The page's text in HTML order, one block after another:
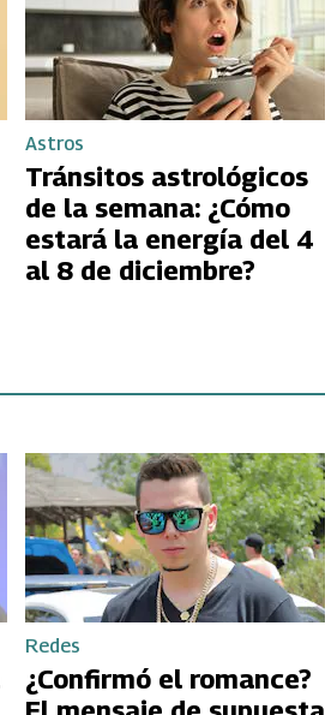
Astros
Tránsitos astrológicos
de la semana: ¿Cómo
estará la energía del 4
al 8 de diciembre?
Redes
¿Confirmó el romance?